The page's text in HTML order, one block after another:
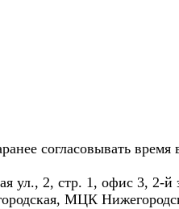
согласовывать время
ул., 2, стр. 1, офис 3, 2-
МЦК